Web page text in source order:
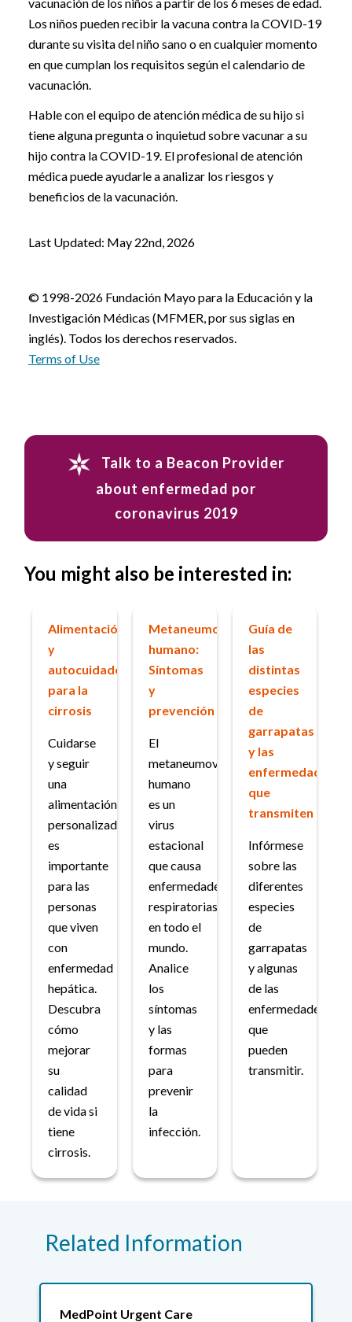
Los niños pueden recibir la vacuna contra la COVID-19
durante su visita del niño sano o en cualquier momento
en que cumplan los requisitos según el calendario de
vacunación.
Hable con el equipo de atención médica de su hijo si
tiene alguna pregunta o inquietud sobre vacunar a su
hijo contra la COVID-19. El profesional de atención
médica puede ayudarle a analizar los riesgos y
beneficios de la vacunación.
Last Updated: May 22nd, 2026
© 1998-2026 Fundación Mayo para la Educación y la
Investigación Médicas (MFMER, por sus siglas en
inglés). Todos los derechos reservados.
Terms of Use
Talk to a Beacon Provider
about enfermedad por
coronavirus 2019
You might also be interested in:
Alimentación
y
autocuidado
para la
cirrosis
Cuidarse
y seguir
una
alimentación
personalizada
es
importante
para las
personas
que viven
con
enfermedad
hepática.
Descubra
cómo
mejorar
su
calidad
de vida si
tiene
cirrosis.
Metaneumovirus
humano:
Síntomas
y
prevención
El
metaneumovirus
humano
es un
virus
estacional
que causa
enfermedades
respiratorias
en todo el
mundo.
Analice
los
síntomas
y las
formas
para
prevenir
la
infección.
Guía de
las
distintas
especies
de
garrapatas
y las
enfermedades
que
transmiten
Infórmese
sobre las
diferentes
especies
de
garrapatas
y algunas
de las
enfermedades
que
pueden
transmitir.
Related Information
MedPoint Urgent Care